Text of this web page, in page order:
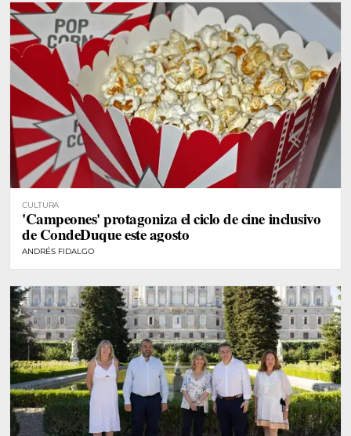
CULTURA
'Campeones' protagoniza el ciclo de cine inclusivo
de CondeDuque este agosto
ANDRÉS FIDALGO